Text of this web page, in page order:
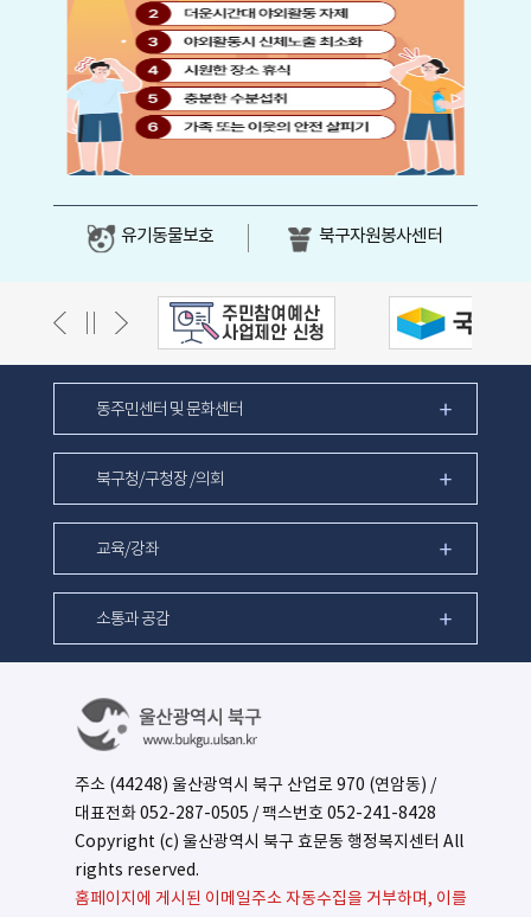
유기동물보호 북구자원봉사센터
동주민센터 및 문화센터
북구청/구청장 /의회
교육/강좌
소통과 공감
주소 (44248) 울산광역시 북구 산업로 970 (연암동) /
대표전화052-287-0505 / 팩스번호 052-241-8428
Copyright (c) 울산광역시 북구 효문동 행정복지센터 All
rights reserved.
홈페이지에 게시된 이메일주소 자동수집을 거부하며, 이를